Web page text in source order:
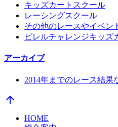
キッズカートスクール
レーシングスクール
その他のレースやイベン
ビレルチャレンジキッズ
アーカイブ
2014年までのレース結果
arrow_upward
HOME